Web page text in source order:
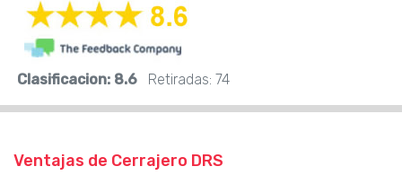
Clasificacion: 8.6 Retiradas: 74
Ventajas de Cerrajero DRS